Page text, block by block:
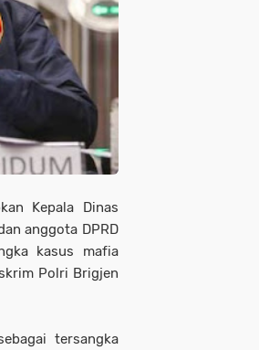
Kepala Dinas
anggota DPRD
kasus mafia
Polri Brigjen
tersangka